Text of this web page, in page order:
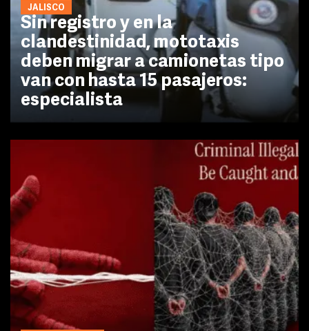
JALISCO
Sin registro y en la
clandestinidad, mototaxis
deben migrar a camionetas tipo
van con hasta 15 pasajeros:
especialista